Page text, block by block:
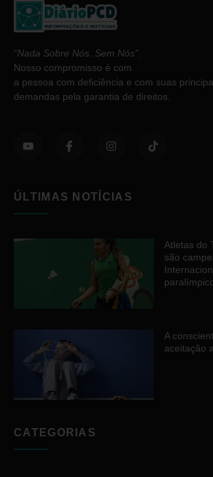
“Nada Sobre Nós. Sem Nós”.
Nosso compromisso é com
a pessoa com deficiência e com suas
demandas pela garantia de direitos.
ÚLTIMAS NOTÍCIAS
Atletas do
são
A
aceitação
CATEGORIAS